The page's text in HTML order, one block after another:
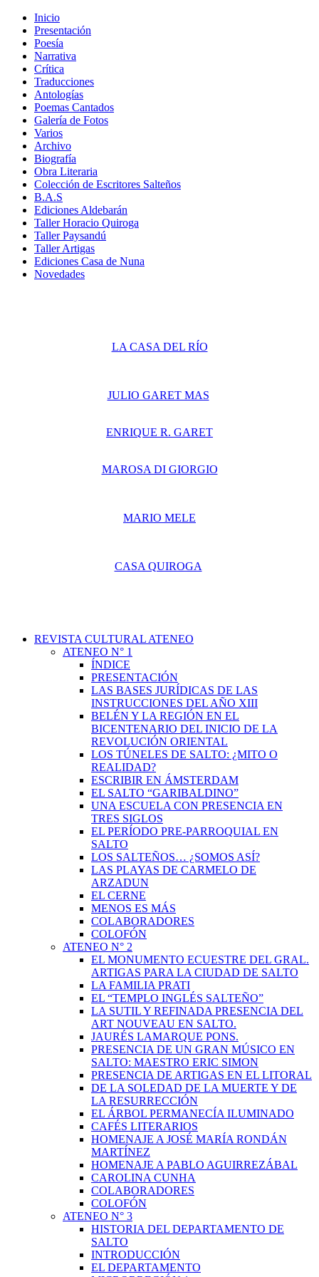
Inicio
Presentación
Poesía
Narrativa
Crítica
Traducciones
Antologías
Poemas Cantados
Galería de Fotos
Varios
Archivo
Biografía
Obra Literaria
Colección de Escritores Salteños
B.A.S
Ediciones Aldebarán
Taller Horacio Quiroga
Taller Paysandú
Taller Artigas
Ediciones Casa de Nuna
Novedades
LA CASA DEL RÍO
JULIO GARET MAS
ENRIQUE R. GARET
MAROSA DI GIORGIO
MARIO MELE
CASA QUIROGA
REVISTA CULTURAL ATENEO
ATENEO N° 1
ÍNDICE
PRESENTACIÓN
LAS BASES JURÍDICAS DE LAS
INSTRUCCIONES DEL AÑO XIII
BELÉN Y LA REGIÓN EN EL
BICENTENARIO DEL INICIO DE LA
REVOLUCIÓN ORIENTAL
LOS TÚNELES DE SALTO: ¿MITO O
REALIDAD?
ESCRIBIR EN ÁMSTERDAM
EL SALTO “GARIBALDINO”
UNA ESCUELA CON PRESENCIA EN
TRES SIGLOS
EL PERÍODO PRE-PARROQUIAL EN
SALTO
LOS SALTEÑOS… ¿SOMOS ASÍ?
LAS PLAYAS DE CARMELO DE
ARZADUN
EL CERNE
MENOS ES MÁS
COLABORADORES
COLOFÓN
ATENEO N° 2
EL MONUMENTO ECUESTRE DEL GRAL.
ARTIGAS PARA LA CIUDAD DE SALTO
LA FAMILIA PRATI
EL “TEMPLO INGLÉS SALTEÑO”
LA SUTIL Y REFINADA PRESENCIA DEL
ART NOUVEAU EN SALTO.
JAURÉS LAMARQUE PONS.
PRESENCIA DE UN GRAN MÚSICO EN
SALTO: MAESTRO ERIC SIMON
PRESENCIA DE ARTIGAS EN EL LITORAL
DE LA SOLEDAD DE LA MUERTE Y DE
LA RESURRECCIÓN
EL ÁRBOL PERMANECÍA ILUMINADO
CAFÉS LITERARIOS
HOMENAJE A JOSÉ MARÍA RONDÁN
MARTÍNEZ
HOMENAJE A PABLO AGUIRREZÁBAL
CAROLINA CUNHA
COLABORADORES
COLOFÓN
ATENEO N° 3
HISTORIA DEL DEPARTAMENTO DE
SALTO
INTRODUCCIÓN
EL DEPARTAMENTO